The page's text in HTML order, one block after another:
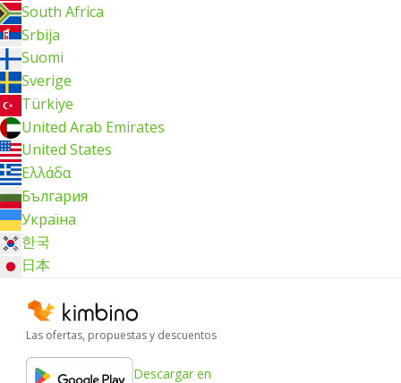
South Africa
Srbija
Suomi
Sverige
Türkiye
United Arab Emirates
United States
Ελλάδα
България
Україна
한국
日本
Las ofertas, propuestas y descuentos
Descargar en